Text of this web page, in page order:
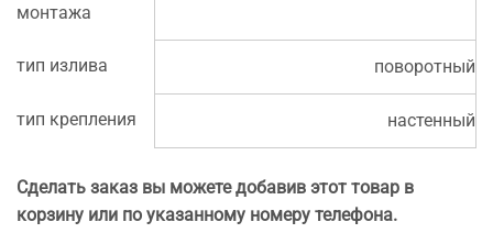
монтажа
тип излива поворотный
тип крепления настенный
Сделать заказ вы можете добавив этот товар в
корзину или по указанному номеру телефона.